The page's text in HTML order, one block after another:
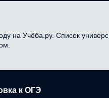
на Учёба.ру. Список
к ОГЭ